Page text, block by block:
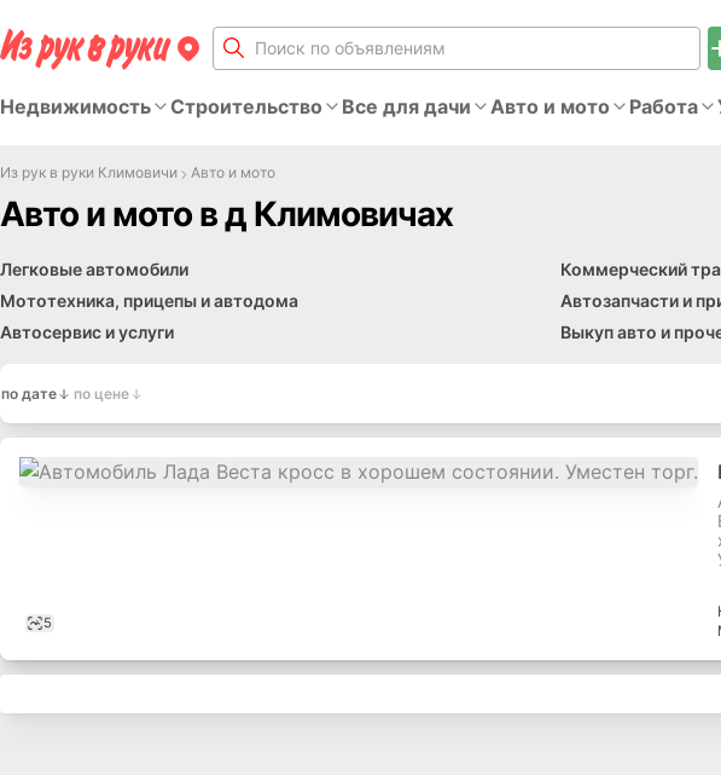
Недвижимость Строительство Все для дачи Авто и мото Работа
Из рук в руки Климовичи Авто и мото
Авто и мото в д Климовичах
Легковые автомобили
Коммерческий
Мототехника, прицепы и автодома
Автозапчасти и
Автосервис и услуги
Выкуп авто и
по дате по цене
5